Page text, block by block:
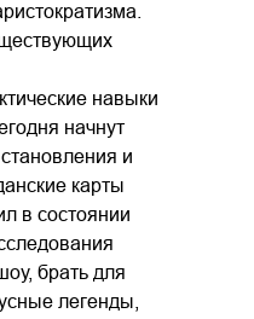
навыки
начнут
и
карты
в состоянии
брать для
легенды,